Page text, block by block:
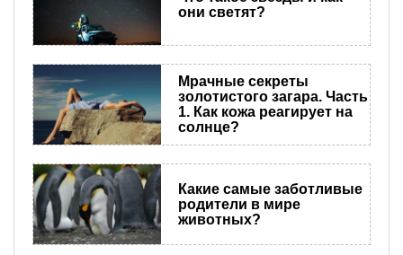
они светят?
Мрачные секреты
золотистого загара. Часть
1. Как кожа реагирует на
солнце?
Какие самые заботливые
родители в мире
животных?